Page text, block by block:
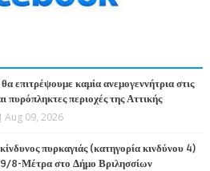
επιτρέψουμε καμία ανεμογεννήτρια στις
πυρόπληκτες περιοχές της Αττικής
Aug 09, 2026
πυρκαγιάς (κατηγορία κινδύνου 4)
8-Μέτρα στο Δήμο Βριλησσίων